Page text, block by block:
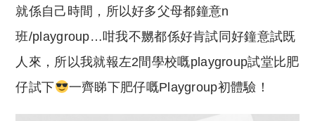
就係自己時間，所以好多父母都鐘意n
班/playgroup…咁我不嬲都係好肯試同好鐘意試既
人來，所以我就報左2間學校嘅playgroup試堂比肥
仔試下
一齊睇下肥仔嘅Playgroup初體驗！